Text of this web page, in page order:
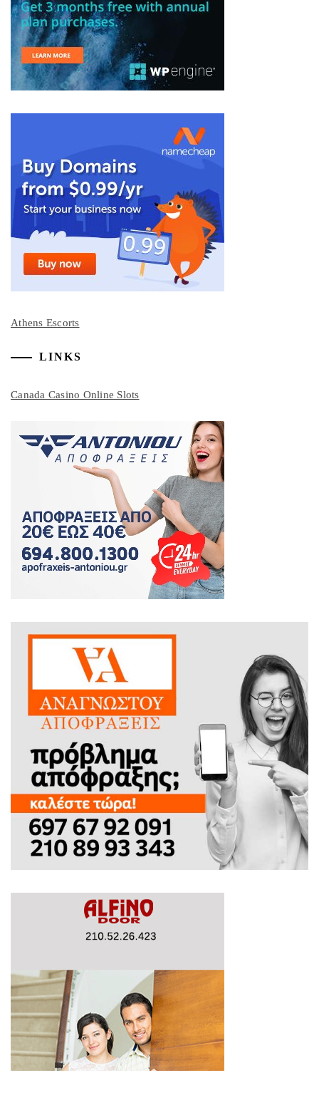
Athens Escorts
LINKS
Canada Casino Online Slots